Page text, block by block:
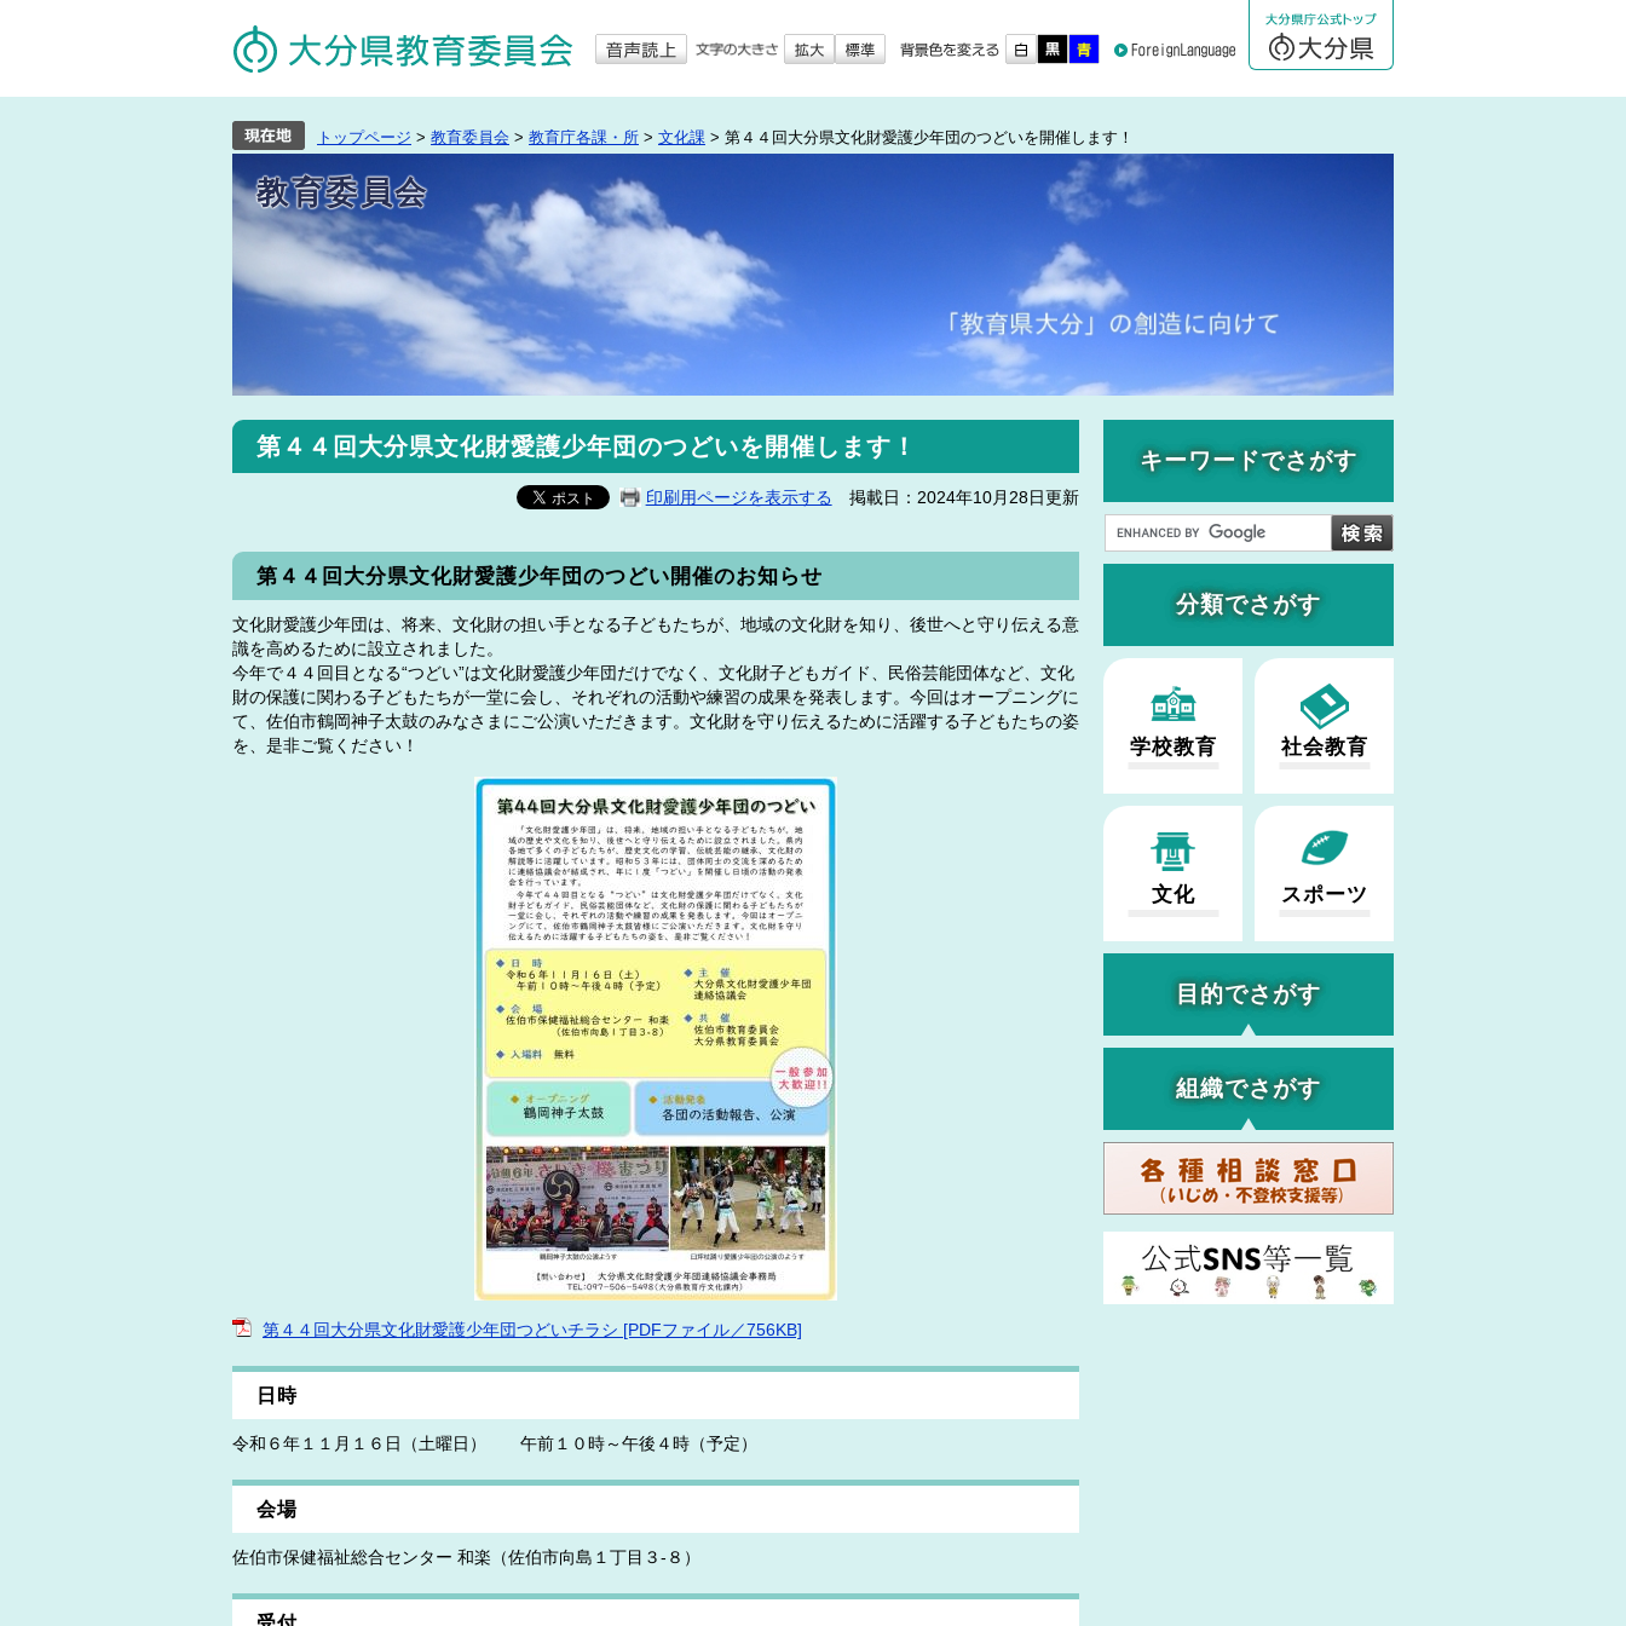
トップページ > 教育委員会 > 教育庁各課・所 > 文化課 > 第４４回大分県文化財愛護少年団のつどいを開催します！
教育委員会
第４４回大分県文化財愛護少年団のつどいを開催します！
印刷用ページを表示する 掲載日：2024年10月28日更新
第４４回大分県文化財愛護少年団のつどい開催のお知らせ
文化財愛護少年団は、将来、文化財の担い手となる子どもたちが、地域の文化財を知り、後世へと守り伝える意
識を高めるために設立されました。
今年で４４回目となる“つどい”は文化財愛護少年団だけでなく、文化財子どもガイド、民俗芸能団体など、文化
財の保護に関わる子どもたちが一堂に会し、それぞれの活動や練習の成果を発表します。今回はオープニングに
て、佐伯市鶴岡神子太鼓のみなさまにご公演いただきます。文化財を守り伝えるために活躍する子どもたちの姿
を、是非ご覧ください！
第４４回大分県文化財愛護少年団つどいチラシ [PDFファイル／756KB]
日時
令和６年１１月１６日（土曜日） 午前１０時～午後４時（予定）
会場
佐伯市保健福祉総合センター 和楽（佐伯市向島１丁目３-８）
キーワードでさがす
分類でさがす
学校教育 社会教育
文化 スポーツ
目的でさがす
組織でさがす